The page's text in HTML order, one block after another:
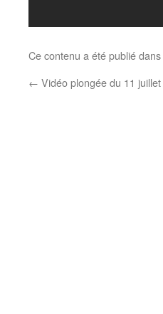
Ce contenu a été publié dans
←